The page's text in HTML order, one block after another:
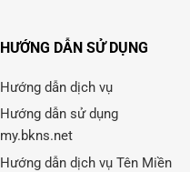
HƯỚNG DẪN SỬ DỤNG
Hướng dẫn dịch vụ
Hướng dẫn sử dụng
my.bkns.net
Hướng dẫn dịch vụ Tên Miền